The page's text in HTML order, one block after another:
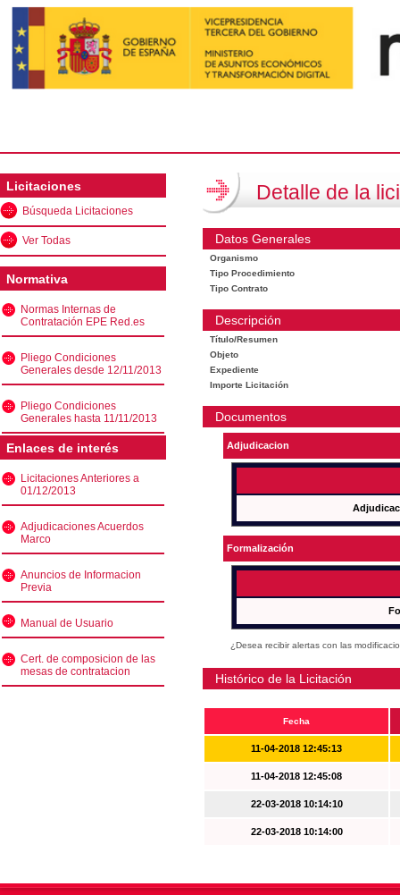
Licitaciones
Búsqueda Licitaciones
Ver Todas
Normativa
Normas Internas de
Contratación EPE Red.es
Pliego Condiciones
Generales desde 12/11/2013
Pliego Condiciones
Generales hasta 11/11/2013
Enlaces de interés
Licitaciones Anteriores a
01/12/2013
Adjudicaciones Acuerdos
Marco
Anuncios de Informacion
Previa
Manual de Usuario
Cert. de composicion de las
mesas de contratacion
Detalle de la
Datos Generales
Organismo
Tipo Procedimiento
Tipo Contrato
Descripción
Título/Resumen
Objeto
Expediente
Importe Licitación
Documentos
Adjudicacion
Formalización
¿Desea recibir alertas con las
Histórico de la Licitación
Fecha
11-04-2018 12:45:13
11-04-2018 12:45:08
22-03-2018 10:14:10
22-03-2018 10:14:00